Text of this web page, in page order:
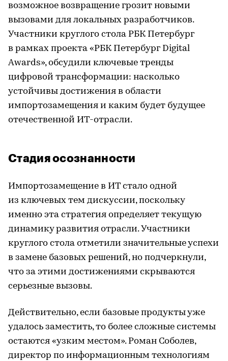
возможное возвращение грозит новыми
вызовами для локальных разработчиков.
Участники круглого стола РБК Петербург
в рамках проекта «РБК Петербург Digital
Awards», обсудили ключевые тренды
цифровой трансформации: насколько
устойчивы достижения в области
импортозамещения и каким будет будущее
отечественной ИТ-отрасли.
Стадия осознанности
Импортозамещение в ИТ стало одной
из ключевых тем дискуссии, поскольку
именно эта стратегия определяет текущую
динамику развития отрасли. Участники
круглого стола отметили значительные успехи
в замене базовых решений, но подчеркнули,
что за этими достижениями скрываются
серьезные вызовы.
Действительно, если базовые продукты уже
удалось заместить, то более сложные системы
остаются «узким местом». Роман Соболев,
директор по информационным технологиям